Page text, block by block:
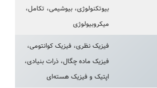
بیوتکنولوژی، بیوشیمی، تکامل،
میکروبیولوژی
فیزیک نظری، فیزیک کوانتومی،
فیزیک ماده چگال، ذرات بنیادی،
اپتیک و فیزیک هسته‌ای